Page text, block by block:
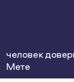
человек
Мете